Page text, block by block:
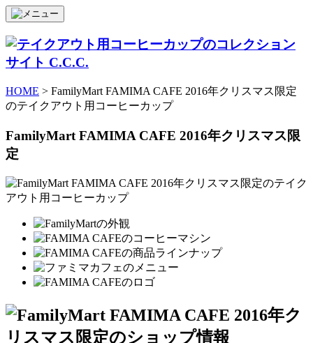
HOME > FamilyMart FAMIMA CAFE 2016年クリスマス限定
のテイクアウト用コーヒーカップ
FamilyMart FAMIMA CAFE 2016年クリスマス限
定